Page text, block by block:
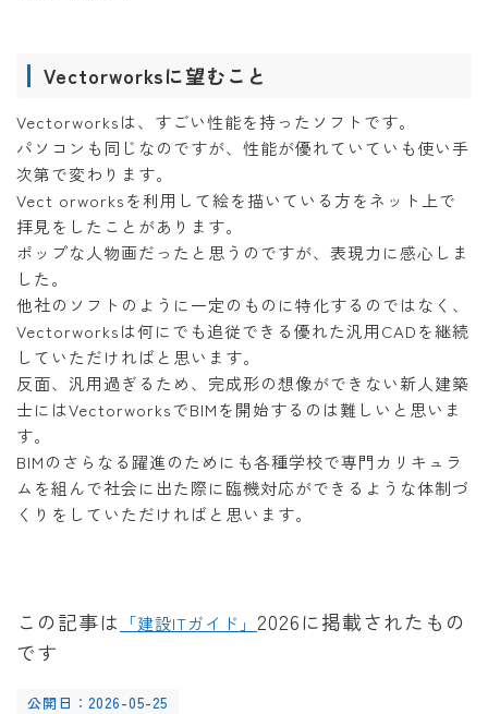
Vectorworksに望むこと
Vectorworksは、すごい性能を持ったソフトです。
パソコンも同じなのですが、性能が優れていていも使い手
次第で変わります。
Vect orworksを利用して絵を描いている方をネット上で
拝見をしたことがあります。
ポップな人物画だったと思うのですが、表現力に感心しま
した。
他社のソフトのように一定のものに特化するのではなく、
Vectorworksは何にでも追従できる優れた汎用CADを継続
していただければと思います。
反面、汎用過ぎるため、完成形の想像ができない新人建築
士にはVectorworksでBIMを開始するのは難しいと思いま
す。
BIMのさらなる躍進のためにも各種学校で専門カリキュラ
ムを組んで社会に出た際に臨機対応ができるような体制づ
くりをしていただければと思います。
この記事は 「建設ITガイド」 2026に掲載されたもの
です
公開日：2026-05-25